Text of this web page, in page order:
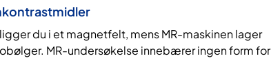
du i et magnetfelt, mens MR-maskinen lager
MR-undersøkelse innebærer ingen form for